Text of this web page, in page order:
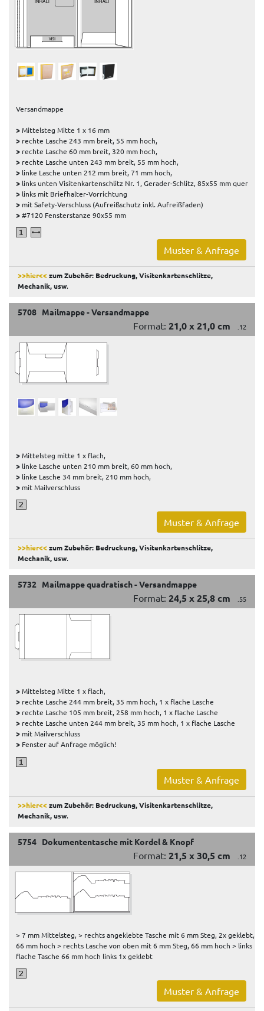
Versandmappe
>Mittelsteg Mitte 1 x 16 mm
> rechte Lasche 243 mm breit, 55 mm hoch,
> rechte Lasche 60 mm breit, 320 mm hoch,
> rechte Lasche unten 243 mm breit, 55 mm hoch,
> linke Lasche unten 212 mm breit, 71 mm hoch,
> links unten Visitenkartenschlitz Nr. 1, Gerader-Schlitz, 85x55 mm quer
> links mit Briefhalter-Vorrichtung
> mit Safety-Verschluss (Aufreißschutz inkl. Aufreißfaden)
>#7120 Fensterstanze 90x55 mm
Muster & Anfrage
>>hier<<zum Zubehör: Bedruckung, Visitenkartenschlitze,
Mechanik, usw.
5708 Mailmappe - Versandmappe
Format: 21,0 x 21,0 cm .12
>Mittelsteg mitte 1 x flach,
> linke Lasche unten 210 mm breit, 60 mm hoch,
> linke Lasche 34 mm breit, 210 mm hoch,
> mit Mailverschluss
Muster & Anfrage
>>hier<<zum Zubehör: Bedruckung, Visitenkartenschlitze,
Mechanik, usw.
5732 Mailmappe quadratisch - Versandmappe
Format: 24,5 x 25,8 cm .55
>Mittelsteg Mitte 1 x flach,
> rechte Lasche 244 mm breit, 35 mm hoch, 1 x flache Lasche
> rechte Lasche 105 mm breit, 258 mm hoch, 1 x flache Lasche
> rechte Lasche unten 244 mm breit, 35 mm hoch, 1 x flache Lasche
> mit Mailverschluss
> Fenster auf Anfrage möglich!
Muster & Anfrage
>>hier<<zum Zubehör: Bedruckung, Visitenkartenschlitze,
Mechanik, usw.
5754 Dokumententasche mit Kordel & Knopf
Format: 21,5 x 30,5 cm .12
> 7 mm Mittelsteg, > rechts angeklebte Tasche mit 6 mm Steg, 2x geklebt,
66 mm hoch > rechts Lasche von oben mit 6 mm Steg, 66 mm hoch > links
flache Tasche 66 mm hoch links 1x geklebt
Muster & Anfrage